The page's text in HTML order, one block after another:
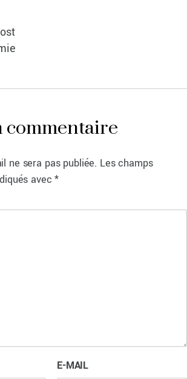
commentaire
ne sera pas publiée. Les champs
avec*
E-MAIL